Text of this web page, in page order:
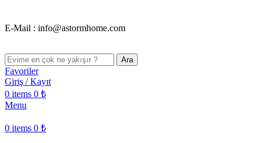
E-Mail : info@astormhome.com
Ara
Favoriler
Giriş / Kayıt
0 items 0 ₺
Menu
0 items 0 ₺